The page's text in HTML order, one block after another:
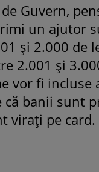
Guvern,
un ajutor
și 2.000 de
2.001 și
vor fi
că banii sunt
virați pe card.